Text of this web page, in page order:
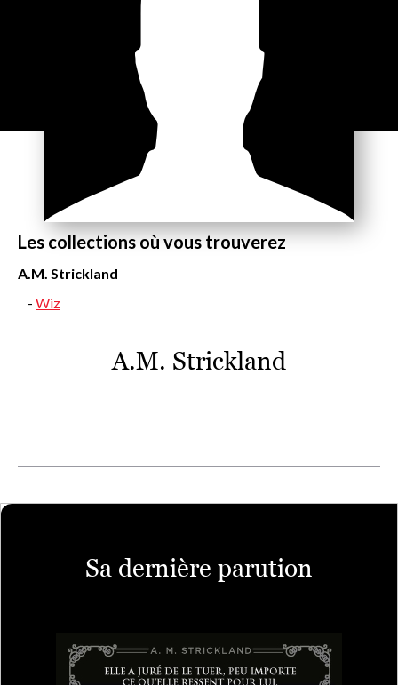
Les collections où vous trouverez
A.M. Strickland
Wiz
A.M. Strickland
Sa dernière parution